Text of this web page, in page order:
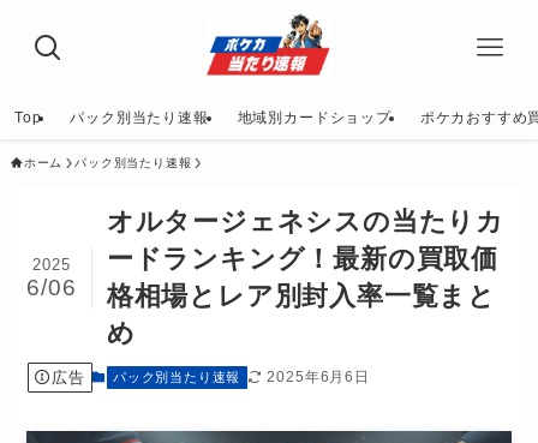
Top パック別当たり速報 地域別カードショップ ポケカおすすめ
ホーム パック別当たり速報
オルタージェネシスの当たりカ
ードランキング！最新の買取価
格相場とレア別封入率一覧まと
め
2025
6/06
広告 パック別当たり速報 2025年6月6日